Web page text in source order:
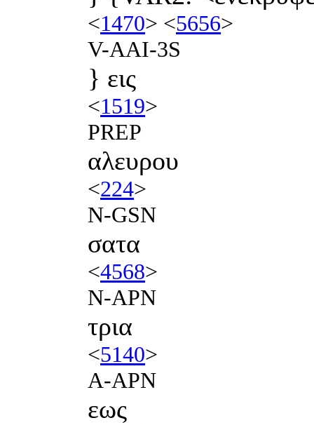
<1470> <5656>
V-AAI-3S
} εις
<1519>
PREP
αλευρου
<224>
N-GSN
σατα
<4568>
N-APN
τρια
<5140>
A-APN
εως